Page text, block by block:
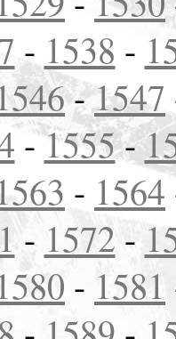
- 1538 -
-1547
-1555-
- 1564
- 1572 -
- 1581